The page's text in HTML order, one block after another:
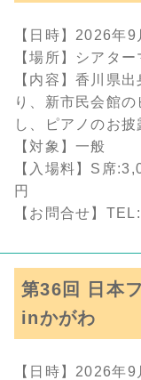
【日時】2026年
【場所】シアタ
【内容】香川県
り、新市民会館
し、ピアノのお披
【対象】一般
【入場料】S席
円
【お問合せ】
第36回 日本
inかがわ
【日時】2026年